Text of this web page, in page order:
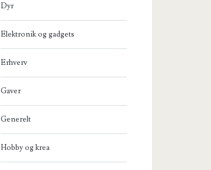
Dyr
Elektronik og gadgets
Erhverv
Gaver
Generelt
Hobby og krea